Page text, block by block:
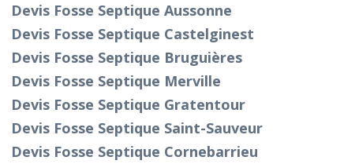
Devis Fosse Septique Aussonne
Devis Fosse Septique Castelginest
Devis Fosse Septique Bruguières
Devis Fosse Septique Merville
Devis Fosse Septique Gratentour
Devis Fosse Septique Saint-Sauveur
Devis Fosse Septique Cornebarrieu